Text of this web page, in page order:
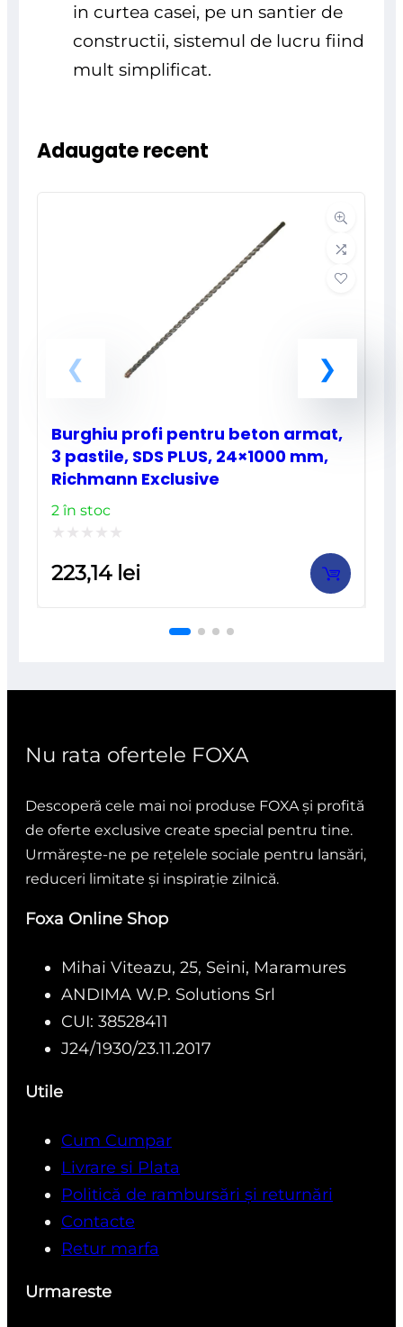
in curtea casei, pe un santier de
constructii, sistemul de lucru fiind
mult simplificat.
Adaugate recent
Burghiu profi pentru beton armat,
3 pastile, SDS PLUS, 24×1000 mm,
Richmann Exclusive
2 în stoc
la
223,14 lei
Nu rata ofertele FOXA
Descoperă cele mai noi produse FOXA și profită
de oferte exclusive create special pentru tine.
Urmărește-ne pe rețelele sociale pentru lansări,
reduceri limitate și inspirație zilnică.
Foxa Online Shop
Mihai Viteazu, 25, Seini, Maramures
ANDIMA W.P. Solutions Srl
CUI: 38528411
J24/1930/23.11.2017
Utile
Cum Cumpar
Livrare si Plata
Politică de rambursări și returnări
Contacte
Retur marfa
Urmareste